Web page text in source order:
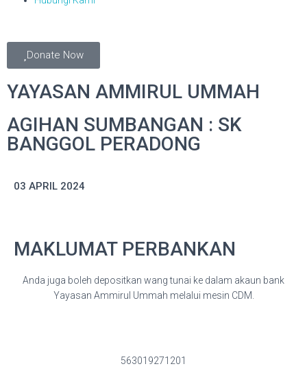
Donate Now
YAYASAN AMMIRUL UMMAH
AGIHAN SUMBANGAN : SK
BANGGOL PERADONG
03 APRIL 2024
MAKLUMAT PERBANKAN
Anda juga boleh depositkan wang tunai ke dalam akaun bank
Yayasan Ammirul Ummah melalui mesin CDM.
563019271201